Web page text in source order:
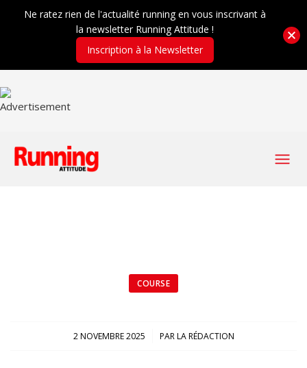
COURSE
2 NOVEMBRE 2025
/ PARLA RÉDACTION
Ne ratez rien de l'actualité running en vous inscrivant à
la newsletter Running Attitude !
Inscription à la Newsletter